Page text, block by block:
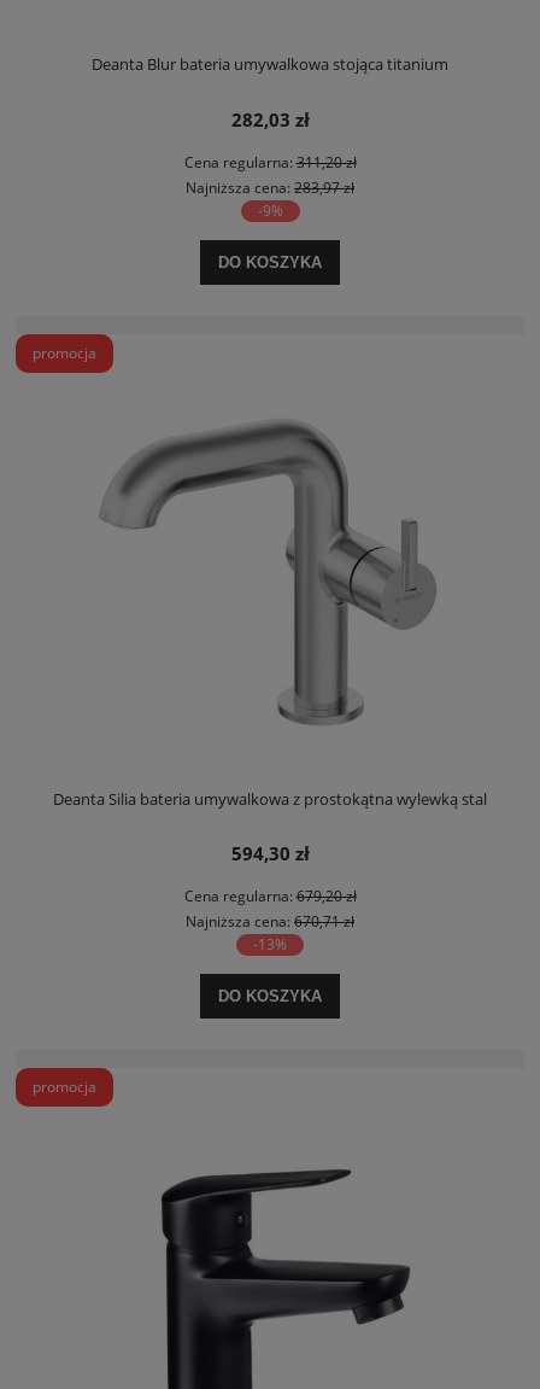
Deanta Blur bateria umywalkowa stojąca titanium
282,03 zł
Cena regularna:311,20 zł
Najniższa cena: 283,97 zł
-9%
DO KOSZYKA
Deanta Silia bateria umywalkowa z prostokątna wylewką stal
594,30 zł
Cena regularna:679,20 zł
Najniższa cena: 670,71 zł
-13%
DO KOSZYKA
promocja
promocja